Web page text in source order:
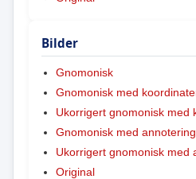
Bilder
Gnomonisk
Gnomonisk med
Ukorrigert gnomonisk med
Gnomonisk med annotering
Ukorrigert gnomonisk med
Original